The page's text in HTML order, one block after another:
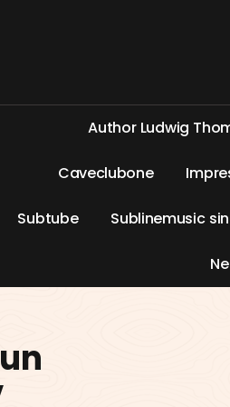
Author Ludwig Tho
Caveclubone Impre
Subtube Sublinemusic sin
Ne